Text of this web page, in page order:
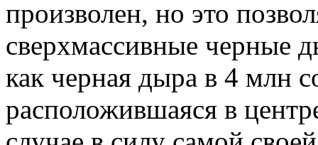
произволен, но это
сверхмассивные черные
как черная дыра в 4 млн
расположившаяся в